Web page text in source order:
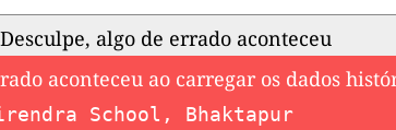
algo de errado aconteceu
aconteceu ao carregar os dados
School, Bhaktapur